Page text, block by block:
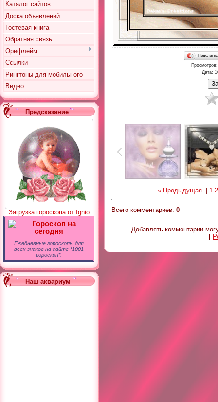
Каталог сайтов
Доска объявлений
Гостевая книга
Обратная связь
Орифлейм
Ссылки
Рингтоны для мобильного
Видео
Предсказание
Загрузка гороскопа от Ignio
Гороскоп на
сегодня
Ежедневные гороскопы для
всех знаков на сайте *1001
гороскоп*.
Наш аквариум
Просмотров:
Дата:
« Предыдущая| 1 2
Всего комментариев: 0
Добавлять комментарии
[